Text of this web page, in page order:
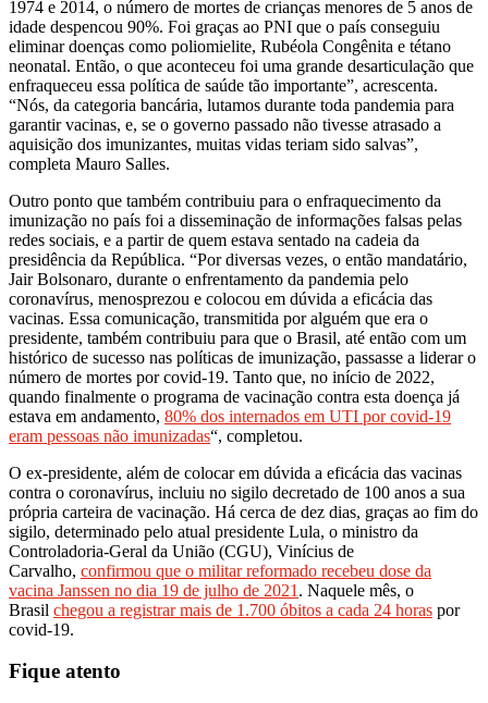
1974 e 2014, o número de mortes de crianças menores de 5 anos de
idade despencou 90%. Foi graças ao PNI que o país conseguiu
eliminar doenças como poliomielite, Rubéola Congênita e tétano
neonatal. Então, o que aconteceu foi uma grande desarticulação que
enfraqueceu essa política de saúde tão importante”, acrescenta.
“Nós, da categoria bancária, lutamos durante toda pandemia para
garantir vacinas, e, se o governo passado não tivesse atrasado a
aquisição dos imunizantes, muitas vidas teriam sido salvas”,
completa Mauro Salles.
Outro ponto que também contribuiu para o enfraquecimento da
imunização no país foi a disseminação de informações falsas pelas
redes sociais, e a partir de quem estava sentado na cadeia da
presidência da República. “Por diversas vezes, o então mandatário,
Jair Bolsonaro, durante o enfrentamento da pandemia pelo
coronavírus, menosprezou e colocou em dúvida a eficácia das
vacinas. Essa comunicação, transmitida por alguém que era o
presidente, também contribuiu para que o Brasil, até então com um
histórico de sucesso nas políticas de imunização, passasse a liderar o
número de mortes por covid-19. Tanto que, no início de 2022,
quando finalmente o programa de vacinação contra esta doença já
estava em andamento, 80% dos internados em UTI por covid-19
eram pessoas não imunizadas“, completou.
O ex-presidente, além de colocar em dúvida a eficácia das vacinas
contra o coronavírus, incluiu no sigilo decretado de 100 anos a sua
própria carteira de vacinação. Há cerca de dez dias, graças ao fim do
sigilo, determinado pelo atual presidente Lula, o ministro da
Controladoria-Geral da União (CGU), Vinícius de
Carvalho, confirmou que o militar reformado recebeu dose da
vacina Janssen no dia 19 de julho de 2021 . Naquele mês, o
Brasil chegou a registrar mais de 1.700 óbitos a cada 24 horas por
covid-19.
Fique atento